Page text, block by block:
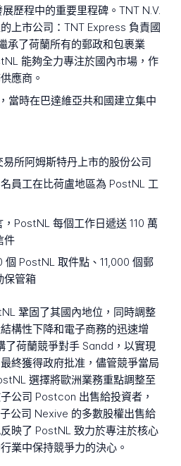
歷程中的重要里程碑。TNT N.V.
上市公司：TNT Express 負責國
承了荷蘭所有的郵政和包裹業
能夠全力專注於國內市場，作
應商。
當時在巴達維亞共和國建立集中
易所阿姆斯特丹上市的股份公司
員工在比荷盧地區為 PostNL 工
，PostNL 每個工作日遞送 110 萬
件
個 PostNL 取件點、11,000 個郵
保管箱
鞏固了其國內地位，同時調整
構性下降和電子商務的迅速增
了荷蘭競爭對手 Sandd，以實現
終獲得政府批准，儘管競爭當局
選擇將歐洲業務重點調整至
公司 Postcon 出售給投資者，
公司 Nexive 的多數股權出售給
映了 PostNL 致力於專注於核心
業中保持競爭力的決心。